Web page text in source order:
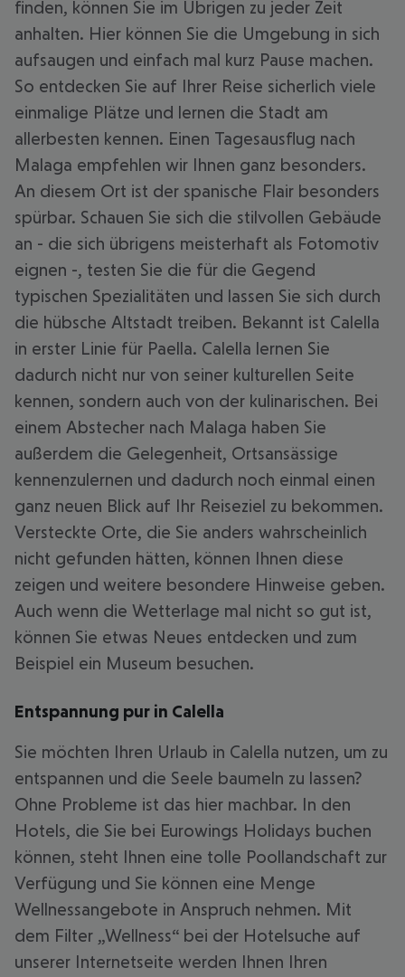
finden, können Sie im Übrigen zu jeder Zeit
anhalten. Hier können Sie die Umgebung in sich
aufsaugen und einfach mal kurz Pause machen.
So entdecken Sie auf Ihrer Reise sicherlich viele
einmalige Plätze und lernen die Stadt am
allerbesten kennen. Einen Tagesausflug nach
Malaga empfehlen wir Ihnen ganz besonders.
An diesem Ort ist der spanische Flair besonders
spürbar. Schauen Sie sich die stilvollen Gebäude
an - die sich übrigens meisterhaft als Fotomotiv
eignen -, testen Sie die für die Gegend
typischen Spezialitäten und lassen Sie sich durch
die hübsche Altstadt treiben. Bekannt ist Calella
in erster Linie für Paella. Calella lernen Sie
dadurch nicht nur von seiner kulturellen Seite
kennen, sondern auch von der kulinarischen. Bei
einem Abstecher nach Malaga haben Sie
außerdem die Gelegenheit, Ortsansässige
kennenzulernen und dadurch noch einmal einen
ganz neuen Blick auf Ihr Reiseziel zu bekommen.
Versteckte Orte, die Sie anders wahrscheinlich
nicht gefunden hätten, können Ihnen diese
zeigen und weitere besondere Hinweise geben.
Auch wenn die Wetterlage mal nicht so gut ist,
können Sie etwas Neues entdecken und zum
Beispiel ein Museum besuchen.
Entspannung pur in Calella
Sie möchten Ihren Urlaub in Calella nutzen, um zu
entspannen und die Seele baumeln zu lassen?
Ohne Probleme ist das hier machbar. In den
Hotels, die Sie bei Eurowings Holidays buchen
können, steht Ihnen eine tolle Poollandschaft zur
Verfügung und Sie können eine Menge
Wellnessangebote in Anspruch nehmen. Mit
dem Filter „Wellness“ bei der Hotelsuche auf
unserer Internetseite werden Ihnen Ihren